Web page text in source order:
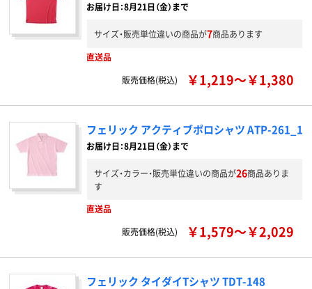
お届け日：8月21日（金）まで
サイズ・販売単位違いの商品が7商品あります
直送品
販売価格(税込)
￥1,219～￥1,380
フェリック アクティブポロシャツ ATP-261_1
お届け日：8月21日（金）まで
サイズ・カラー・販売単位違いの商品が26商品ありま
す
直送品
販売価格(税込)
￥1,579～￥2,029
フェリック タイダイTシャツ TDT-148